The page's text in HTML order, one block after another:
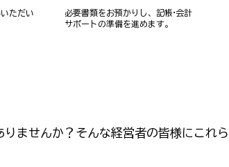
ただい
必要書類をお預かりし、記帳·会計
サポートの準備を進めます。
ませんか？そんな経営者の皆様にこれ